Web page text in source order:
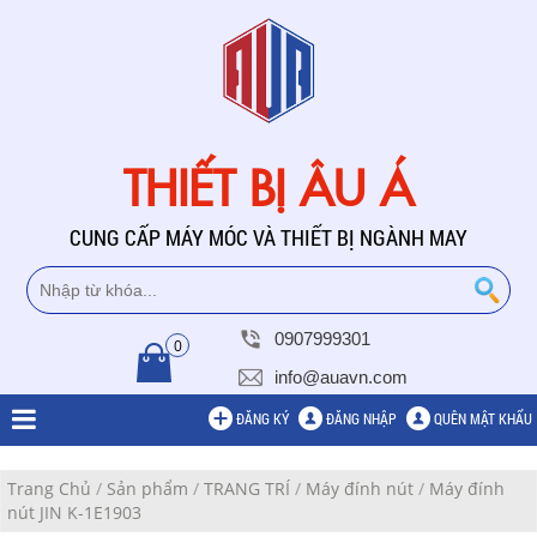
THIẾT BỊ ÂU Á
CUNG CẤP MÁY MÓC VÀ THIẾT BỊ NGÀNH MAY
0
0907999301
info@auavn.com
ĐĂNG KÝ ĐĂNG NHẬP QUÊN MẬT KHẨU
Trang Chủ / Sản phẩm / TRANG TRÍ / Máy đính nút / Máy đính
nút JIN K-1E1903